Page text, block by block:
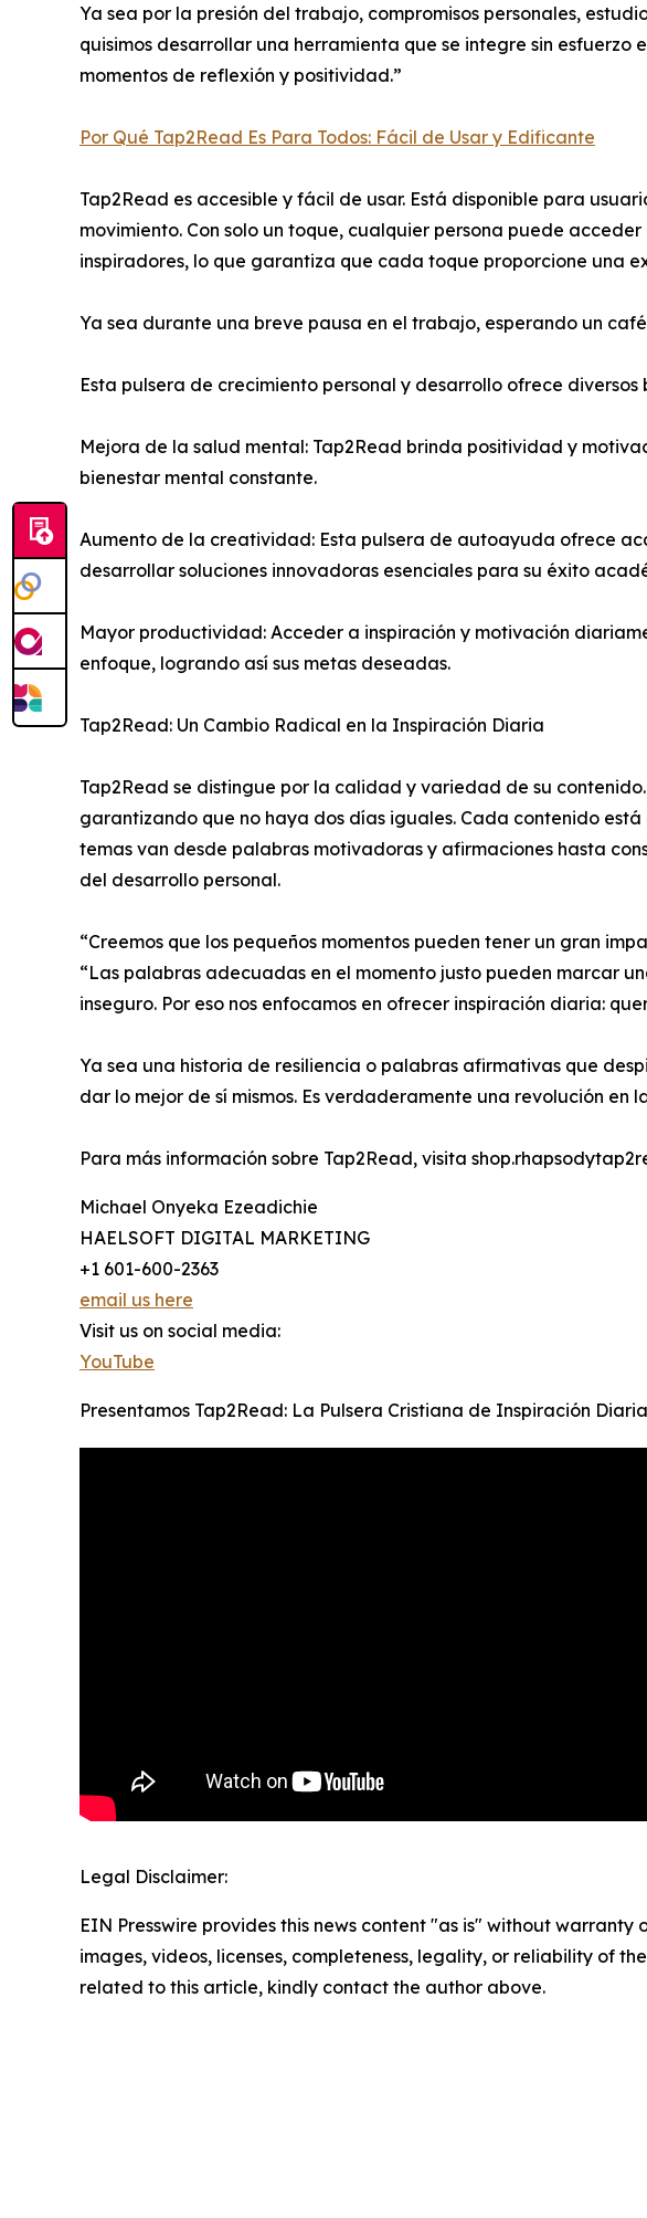
Ya sea por la presión del trabajo, compromisos personales,
quisimos desarrollar una herramienta que se integre sin
momentos de reflexión y positividad.”
Por Qué Tap2Read Es Para Todos: Fácil de Usar y Edificante
Tap2Read es accesible y fácil de usar. Está disponible para
movimiento. Con solo un toque, cualquier persona puede
inspiradores, lo que garantiza que cada toque proporcione una
Ya sea durante una breve pausa en el trabajo, esperando un
Esta pulsera de crecimiento personal y desarrollo ofrece
Mejora de la salud mental: Tap2Read brinda positividad y
bienestar mental constante.
Aumento de la creatividad: Esta pulsera de autoayuda ofrece
desarrollar soluciones innovadoras esenciales para su éxito
Mayor productividad: Acceder a inspiración y motivación
enfoque, logrando así sus metas deseadas.
Tap2Read: Un Cambio Radical en la Inspiración Diaria
Tap2Read se distingue por la calidad y variedad de su
garantizando que no haya dos días iguales. Cada contenido
temas van desde palabras motivadoras y afirmaciones hasta
del desarrollo personal.
“Creemos que los pequeños momentos pueden tener un gran
“Las palabras adecuadas en el momento justo pueden marcar
inseguro. Por eso nos enfocamos en ofrecer inspiración diaria:
Ya sea una historia de resiliencia o palabras afirmativas que
dar lo mejor de sí mismos. Es verdaderamente una revolución en
Para más información sobre Tap2Read, visita
Michael Onyeka Ezeadichie
HAELSOFT DIGITAL MARKETING
+1 601-600-2363
email us here
Visit us on social media:
YouTube
Presentamos Tap2Read: La Pulsera Cristiana de Inspiración Diaria
Legal Disclaimer:
EIN Presswire provides this news content "as is" without
images, videos, licenses, completeness, legality, or reliability of
related to this article, kindly contact the author above.